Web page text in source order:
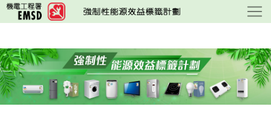
跳
至
要
內
容